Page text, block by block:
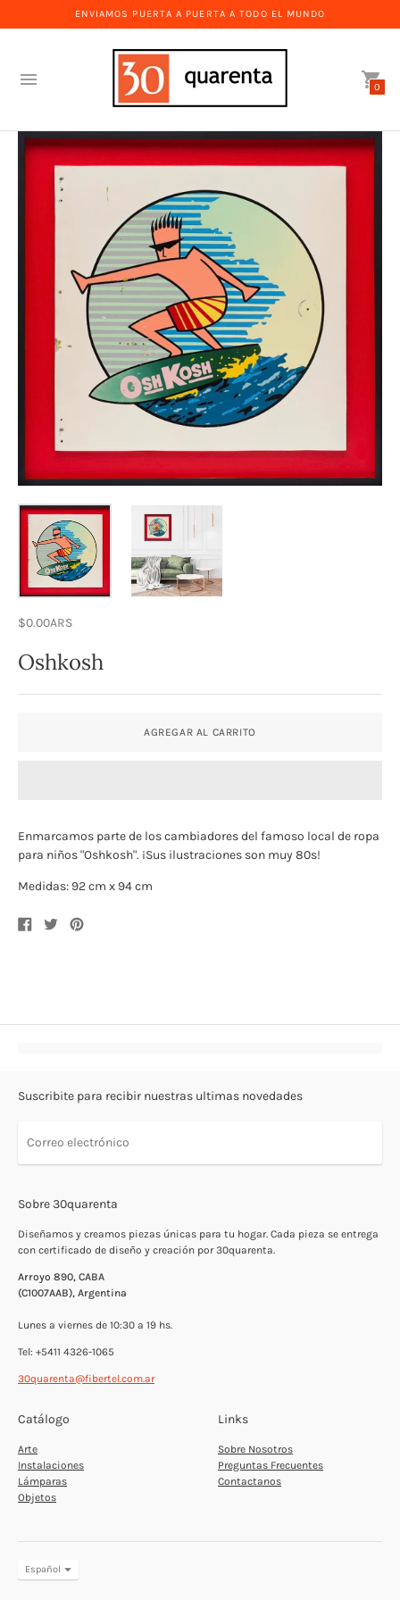
ENVIAMOS PUERTA A PUERTA A TODO EL MUNDO
0
$0.00ARS
Oshkosh
AGREGAR AL CARRITO
Enmarcamos parte de los cambiadores del famoso local de ropa
para niños "Oshkosh". ¡Sus ilustraciones son muy 80s!
Medidas: 92 cm x 94 cm
Compartir
en
CompartirCompartir
Suscribite para recibir nuestras ultimas novedades
Sobre 30quarenta
Diseñamos y creamos piezas únicas para tu hogar. Cada pieza se entrega
con certificado de diseño y creación por 30quarenta.
Arroyo 890, CABA
(C1007AAB), Argentina
Lunes a viernes de 10:30 a 19 hs.
Tel: +5411 4326-1065
30quarenta@fibertel.com.ar
Catálogo
Arte
Instalaciones
Lámparas
Objetos
Links
Sobre Nosotros
Preguntas Frecuentes
Contactanos
Translation
missing:
Español